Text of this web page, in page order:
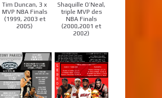
Tim Duncan, 3 x
MVP NBA Finals
(1999, 2003 et
2005)
Shaquille O’Neal,
triple MVP des
NBA Finals
(2000,2001 et
2002)